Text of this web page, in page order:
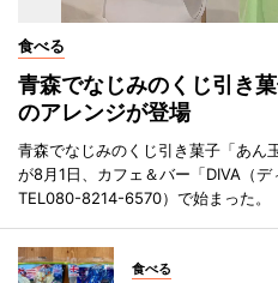
食べる
青森でなじみのくじ引き
のアレンジが登場
青森でなじみのくじ引き菓子「あん
が8月1日、カフェ＆バー「DIVA（デ
TEL080-8214-6570）で始まった。
食べる